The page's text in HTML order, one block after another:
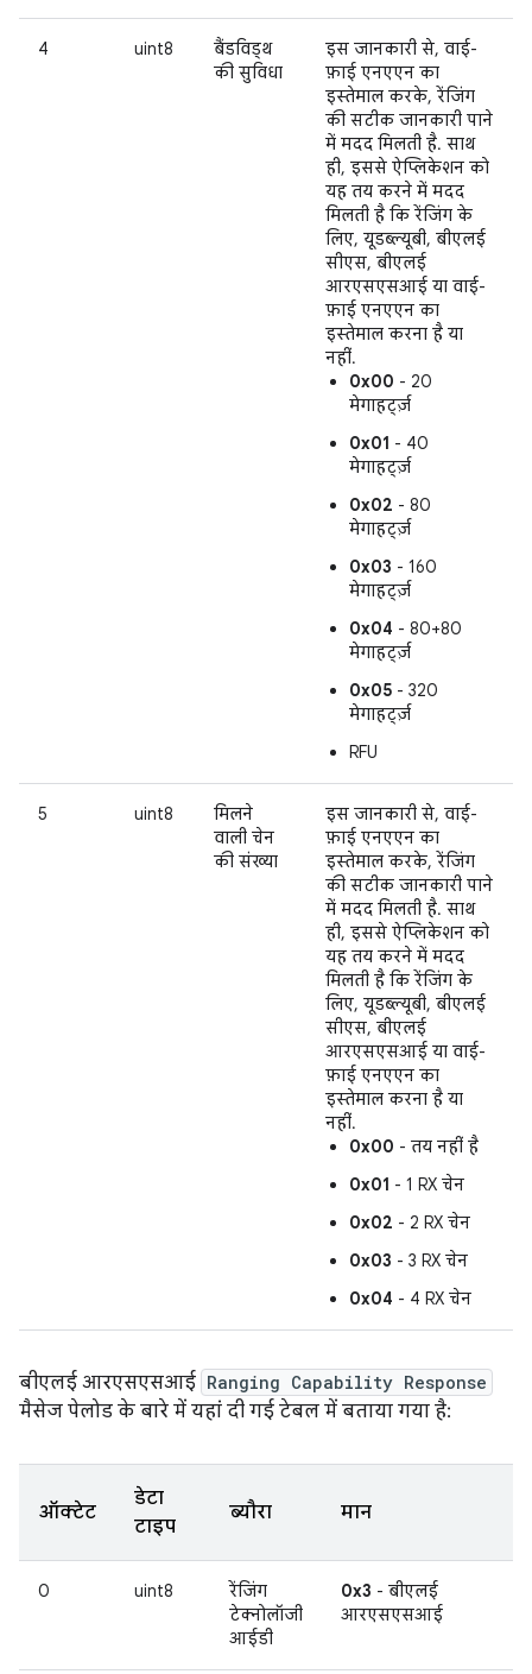
4 uint8
बैंडविड्थ
की सुविधा
इस जानकारी से, वाई-
फ़ाई एनएएन का
इस्तेमाल करके, रेंजिंग
की सटीक जानकारी पाने
में मदद मिलती है. साथ
ही, इससे ऐप्लिकेशन को
यह तय करने में मदद
मिलती है कि रेंजिंग के
लिए, यूडब्ल्यूबी, बीएलई
सीएस, बीएलई
आरएसएसआई या वाई-
फ़ाई एनएएन का
इस्तेमाल करना है या
नहीं.
0x00 - 20
मेगाहर्ट्ज़
0x01 - 40
मेगाहर्ट्ज़
0x02 - 80
मेगाहर्ट्ज़
0x03 - 160
मेगाहर्ट्ज़
0x04 - 80+80
मेगाहर्ट्ज़
0x05 - 320
मेगाहर्ट्ज़
RFU
5 uint8
मिलने
वाली चेन
की संख्या
इस जानकारी से, वाई-
फ़ाई एनएएन का
इस्तेमाल करके, रेंजिंग
की सटीक जानकारी पाने
में मदद मिलती है. साथ
ही, इससे ऐप्लिकेशन को
यह तय करने में मदद
मिलती है कि रेंजिंग के
लिए, यूडब्ल्यूबी, बीएलई
सीएस, बीएलई
आरएसएसआई या वाई-
फ़ाई एनएएन का
इस्तेमाल करना है या
नहीं.
0x00 - तय नहीं है
0x01 - 1 RX चेन
0x02 - 2 RX चेन
0x03 - 3 RX चेन
0x04 - 4 RX चेन
बीएलई आरएसएसआई Ranging Capability Response
मैसेज पेलोड के बारे में यहां दी गई टेबल में बताया गया है:
ऑक्टेट
डेटा
टाइप
ब्यौरा मान
0 uint8
रेंजिंग
टेक्नोलॉजी
आईडी
0x3 - बीएलई
आरएसएसआई